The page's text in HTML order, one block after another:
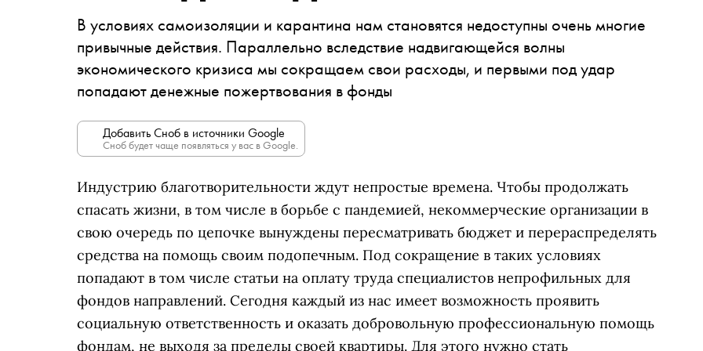
В условиях самоизоляции и карантина нам становятся недоступны очень многие
привычные действия. Параллельно вследствие надвигающейся волны
экономического кризиса мы сокращаем свои расходы, и первыми под удар
попадают денежные пожертвования в фонды
Добавить Сноб в источники Google
Сноб будет чаще появляться у вас в Google.
Индустрию благотворительности ждут непростые времена. Чтобы продолжать
спасать жизни, в том числе в борьбе с пандемией, некоммерческие организации в
свою очередь по цепочке вынуждены пересматривать бюджет и перераспределять
средства на помощь своим подопечным. Под сокращение в таких условиях
попадают в том числе статьи на оплату труда специалистов непрофильных для
фондов направлений. Сегодня каждый из нас имеет возможность проявить
социальную ответственность и оказать добровольную профессиональную помощь
фондам, не выходя за пределы своей квартиры. Для этого нужно стать